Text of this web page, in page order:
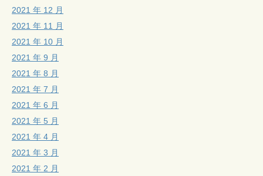
2021 年 12 月
2021 年 11 月
2021 年 10 月
2021 年 9 月
2021 年 8 月
2021 年 7 月
2021 年 6 月
2021 年 5 月
2021 年 4 月
2021 年 3 月
2021 年 2 月